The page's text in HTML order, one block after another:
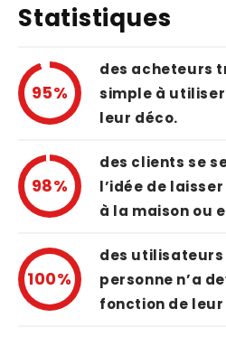
Statistiques
95%
des acheteurs
simple à
leur déco.
98%
des clients se
l’idée de
à la maison ou
100%
des
personne n’a
fonction de